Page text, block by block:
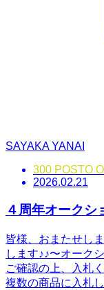
SAYAKA YANAI
300 POSTO
2026.02.21
４周年オークシ
皆様、おまたせし
します♪♪〜オーク
ご確認の上、入札
複数の商品に入札